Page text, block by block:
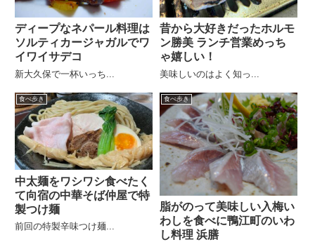
ディープなネパール料理は
ソルティカージャガルでワ
イワイサデコ
新大久保で一杯いっち...
昔から大好きだったホルモ
ン勝美 ランチ営業めっち
ゃ嬉しい！
美味しいのはよく知っ...
食べ歩き
中太麺をワシワシ食べたく
て向宿の中華そば仲屋で特
製つけ麺
前回の特製辛味つけ麺...
食べ歩き
脂がのって美味しい入梅い
わしを食べに鴨江町のいわ
し料理 浜膳